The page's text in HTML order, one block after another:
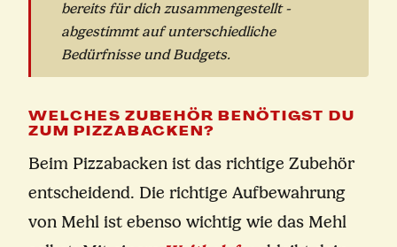
bereits für dich zusammengestellt -
abgestimmt auf unterschiedliche
Bedürfnisse und Budgets.
WELCHES ZUBEHÖR BENÖTIGST DU
ZUM PIZZABACKEN?
Beim Pizzabacken ist das richtige Zubehör
entscheidend. Die richtige Aufbewahrung
von Mehl ist ebenso wichtig wie das Mehl